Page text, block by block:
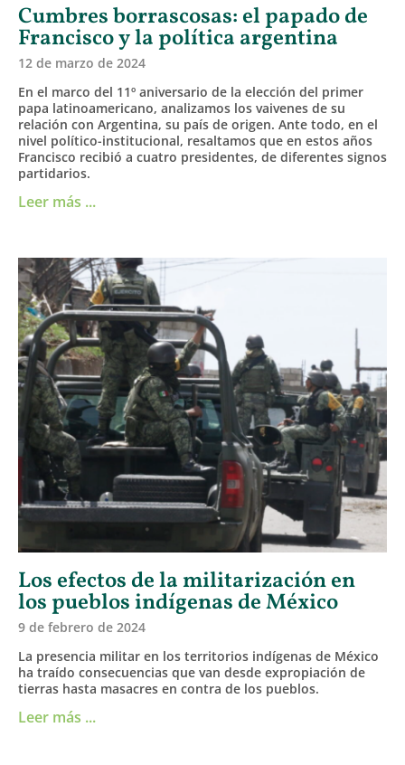
Cumbres borrascosas: el papado de
Francisco y la política argentina
12 de marzo de 2024
En el marco del 11º aniversario de la elección del primer
papa latinoamericano, analizamos los vaivenes de su
relación con Argentina, su país de origen. Ante todo, en el
nivel político-institucional, resaltamos que en estos años
Francisco recibió a cuatro presidentes, de diferentes signos
partidarios.
Leer más ...
Los efectos de la militarización en
los pueblos indígenas de México
9 de febrero de 2024
La presencia militar en los territorios indígenas de México
ha traído consecuencias que van desde expropiación de
tierras hasta masacres en contra de los pueblos.
Leer más ...